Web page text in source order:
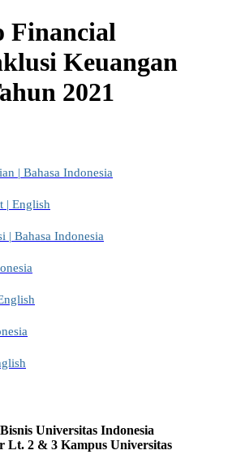
Financial
Keuangan
2021
| Bahasa Indonesia
| English
| Bahasa Indonesia
Universitas Indonesia
Lt. 2 & 3 Kampus Universitas